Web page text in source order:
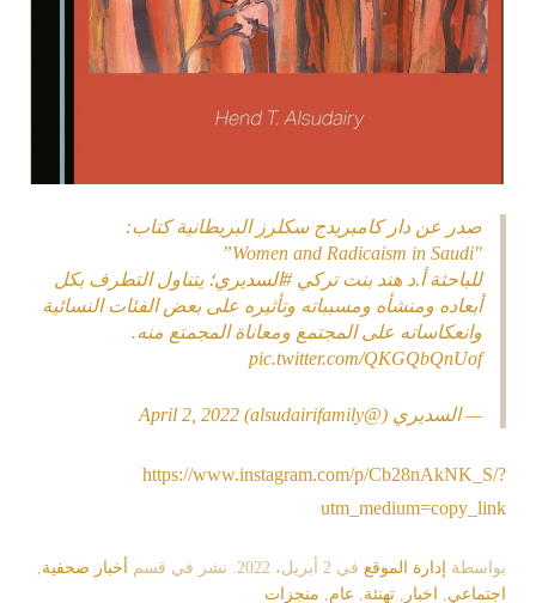
صدر عن دار كامبريدج سكلرز البريطانية كتاب:
"Women and Radicaism in Saudi”
للباحثة أ.د هند بنت تركي#السديري؛ يتناول التطرف بكل
أبعاده ومنشأه ومسبباته وتأثيره على بعض الفئات النسائية
وانعكاساته على المجتمع ومعاناة المجمتع منه.
pic.twitter.com/QKGQbQnUof
— السديري (@alsudairifamily) April 2, 2022
https://www.instagram.com/p/Cb28nAkNK_S/?
utm_medium=copy_link
بواسطة إدارة الموقع في 2 أبريل، 2022 . نشر في قسم أخبار صحفية
اجتماعي
اخبار تهنئة عام منجزات